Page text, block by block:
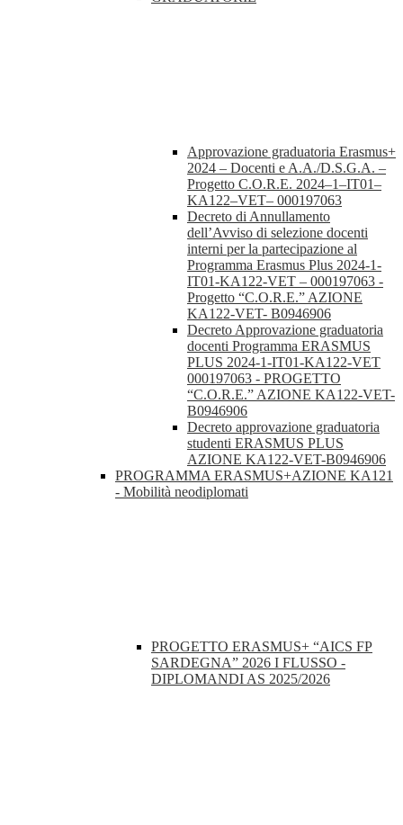
Approvazione graduatoria Erasmus+
2024 – Docenti e A.A./D.S.G.A. –
Progetto C.O.R.E. 2024–1–IT01–
KA122–VET– 000197063
Decreto di Annullamento
dell’Avviso di selezione docenti
interni per la partecipazione al
Programma Erasmus Plus 2024-1-
IT01-KA122-VET – 000197063 -
Progetto “C.O.R.E.” AZIONE
KA122-VET- B0946906
Decreto Approvazione graduatoria
docenti Programma ERASMUS
PLUS 2024-1-IT01-KA122-VET
000197063 - PROGETTO
“C.O.R.E.” AZIONE KA122-VET-
B0946906
Decreto approvazione graduatoria
studenti ERASMUS PLUS
AZIONE KA122-VET-B0946906
PROGRAMMA ERASMUS+AZIONE KA121
- Mobilità neodiplomati
PROGETTO ERASMUS+ “AICS FP
SARDEGNA” 2026 I FLUSSO -
DIPLOMANDI AS 2025/2026